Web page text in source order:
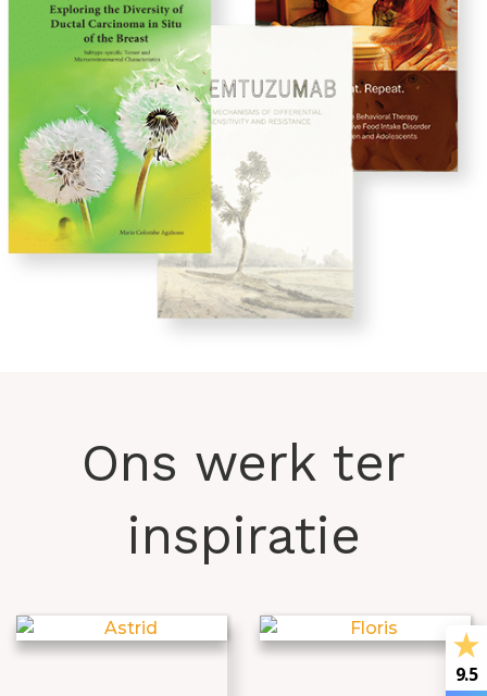
Ons werk ter
inspiratie
9.5